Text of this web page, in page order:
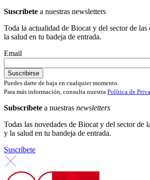
Suscríbete a nuestras newsletters
Toda la actualidad de Biocat y del sector de
la salud en tu badeja de entrada.
Email
Puedes darte de baja en cualquier momento.
Para más información, consulta nuestra Política de
Subscríbete a nuestras newsletters
Todas las novedades de Biocat y del sector de
y la salud en tu bandeja de entrada.
Suscríbete